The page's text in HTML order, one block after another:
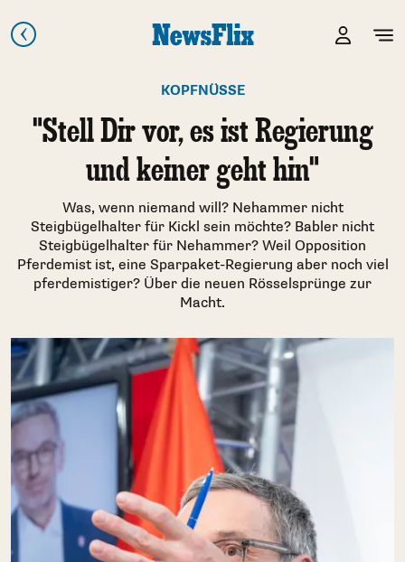
KOPFNÜSSE
"Stell Dir vor, es ist Regierung
und keiner geht hin"
Was, wenn niemand will? Nehammer nicht
Steigbügelhalter für Kickl sein möchte? Babler nicht
Steigbügelhalter für Nehammer? Weil Opposition
Pferdemist ist, eine Sparpaket-Regierung aber noch viel
pferdemistiger? Über die neuen Rösselsprünge zur
Macht.